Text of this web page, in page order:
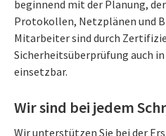
beginnend mit der Planung,
Protokollen, Netzplänen und
Mitarbeiter sind durch
Sicherheitsüberprüfung auch
einsetzbar.
Wir sind bei jedem
Wir unterstützen Sie bei der